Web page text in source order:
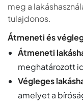
meg a
tulajdonos.
Átmeneti és
Átmeneti
meghatározott
Végleges
amelyet a